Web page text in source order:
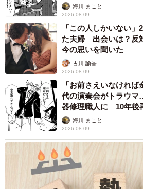
海川 まこと
2026.08.09
「この人しかいない
た夫婦 出会いは？反
今の思いを聞いた
古川 諭香
2026.08.09
「お前さえいなけれ
代の演奏会がトラウ
器修理職人に 10年後
思わぬ申し出【漫画】
海川 まこと
2026.08.09